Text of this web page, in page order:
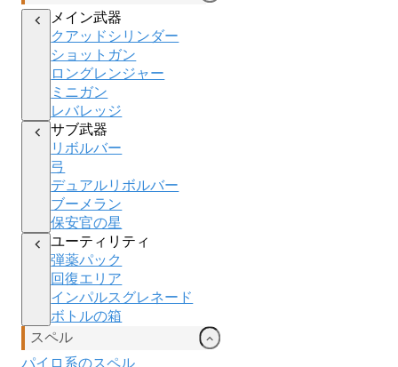
メイン武器
クアッドシリンダー
ショットガン
ロングレンジャー
ミニガン
レバレッジ
サブ武器
リボルバー
弓
デュアルリボルバー
ブーメラン
保安官の星
ユーティリティ
弾薬パック
回復エリア
インパルスグレネード
ボトルの箱
スペル
パイロ系のスペル